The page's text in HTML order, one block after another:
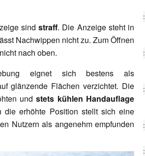
sindstraff. Die Anzeige steht in
Nachwippen nicht zu. Zum Öffnen
nach oben.
eignet sich bestens als
glänzende Flächen verzichtet. Die
undstets kühlen Handauflage
erhöhte Position stellt sich eine
Nutzern als angenehm empfunden